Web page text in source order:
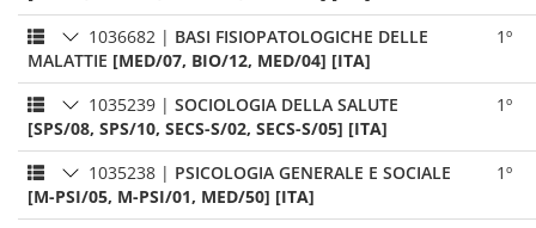
1036682 | BASI FISIOPATOLOGICHE DELLE
MALATTIE [MED/07, BIO/12, MED/04] [ITA]
1º
1035239 | SOCIOLOGIA DELLA SALUTE
[SPS/08, SPS/10, SECS-S/02, SECS-S/05] [ITA]
1º
1035238 | PSICOLOGIA GENERALE E SOCIALE
[M-PSI/05, M-PSI/01, MED/50] [ITA]
1º